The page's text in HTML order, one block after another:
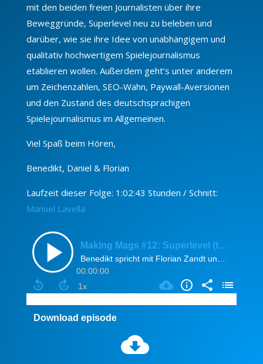
mit den beiden freien Journalisten über ihre
Beweggründe, Superlevel neu zu beleben und
darüber, wie sie ihre Idee von unabhängigem und
qualitativ hochwertigem Spielejournalismus
etablieren wollen. Außerdem geht’s unter anderem
um Zeichenzahlen, SEO-Wahn, Paywall-Aversionen
und den Zustand des deutschsprachigen
Spielejournalismus im Allgemeinen.
Viel Spaß beim Hören,
Benedikt, Daniel & Florian
Laufzeit dieser Folge: 1:02:43 Stunden / Schnitt:
Manuel Lavella